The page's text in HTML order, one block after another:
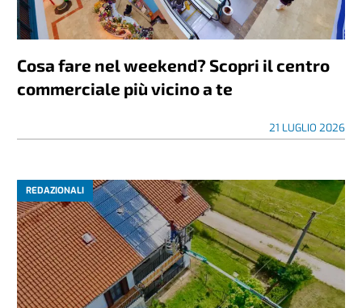
Cosa fare nel weekend? Scopri il centro
commerciale più vicino a te
21 LUGLIO 2026
REDAZIONALI